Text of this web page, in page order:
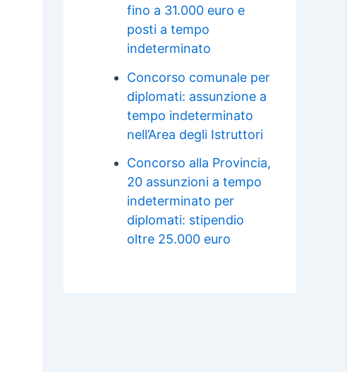
fino a 31.000 euro e
posti a tempo
indeterminato
Concorso comunale per
diplomati: assunzione a
tempo indeterminato
nell’Area degli Istruttori
Concorso alla Provincia,
20 assunzioni a tempo
indeterminato per
diplomati: stipendio
oltre 25.000 euro